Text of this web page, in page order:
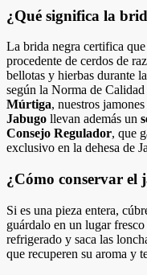
¿Qué significa la
La brida negra certifica
procedente de cerdos de
bellotas y hierbas durante
según la Norma de
Múrtiga, nuestros jamones
Jabugo llevan además un
Consejo Regulador, que
exclusivo en la dehesa de
¿Cómo conservar el
Si es una pieza entera,
guárdalo en un lugar
refrigerado y saca las
que recuperen su aroma y